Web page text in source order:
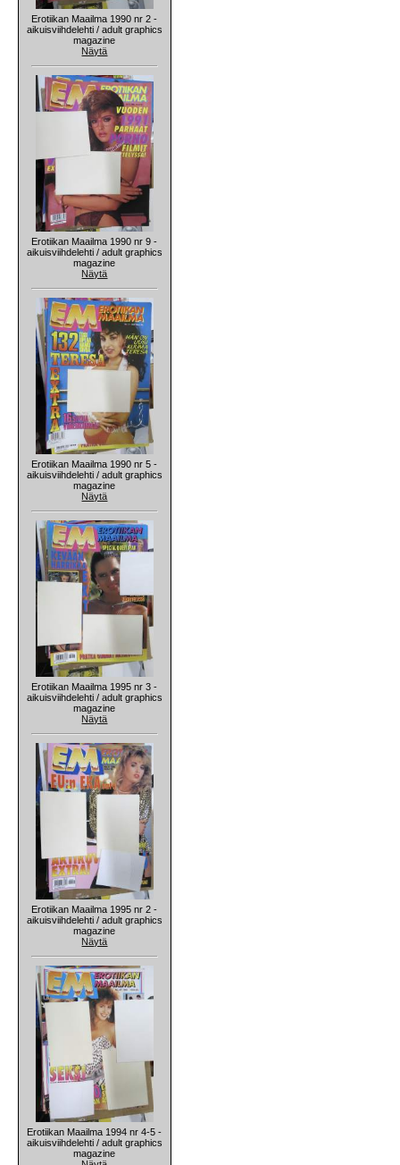
Erotiikan Maailma 1990 nr 2 -
aikuisviihdelehti / adult graphics
magazine
Näytä
Erotiikan Maailma 1990 nr 9 -
aikuisviihdelehti / adult graphics
magazine
Näytä
Erotiikan Maailma 1990 nr 5 -
aikuisviihdelehti / adult graphics
magazine
Näytä
Erotiikan Maailma 1995 nr 3 -
aikuisviihdelehti / adult graphics
magazine
Näytä
Erotiikan Maailma 1995 nr 2 -
aikuisviihdelehti / adult graphics
magazine
Näytä
Erotiikan Maailma 1994 nr 4-5 -
aikuisviihdelehti / adult graphics
magazine